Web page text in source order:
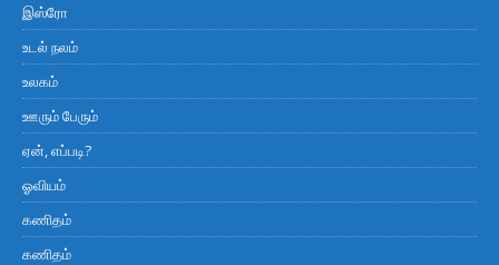
இஸ்ரோ
உடல் நலம்
உலகம்
ஊரும் பேரும்
ஏன், எப்படி?
ஓவியம்
கணிதம்
கணிதம்